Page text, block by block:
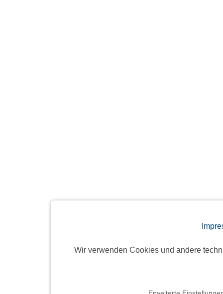
Wir verwenden Cookies und andere